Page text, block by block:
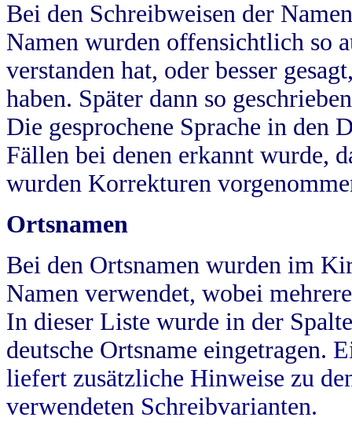
Bei den Schreibweisen der
Namen wurden offensichtlich so
verstanden hat, oder besser
haben. Später dann so
Die gesprochene Sprache in
Fällen bei denen erkannt wurde,
wurden Korrekturen
Ortsnamen
Bei den Ortsnamen wurden im
Namen verwendet, wobei
In dieser Liste wurde in der
deutsche Ortsname eingetragen.
liefert zusätzliche Hinweise zu
verwendeten Schreibvarianten.